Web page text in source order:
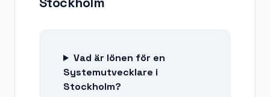
Vad är lönen för en
Systemutvecklare i
Stockholm?